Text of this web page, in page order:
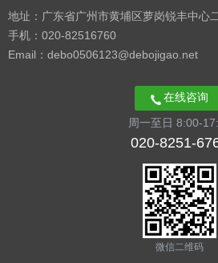
地址：广东省广州市黄埔区萝岗锐丰中心
手机：020-82516760
Email：debo0506123@debojigao.net
在线咨询
周一至日 8:00-
020-8251-
微信二维码